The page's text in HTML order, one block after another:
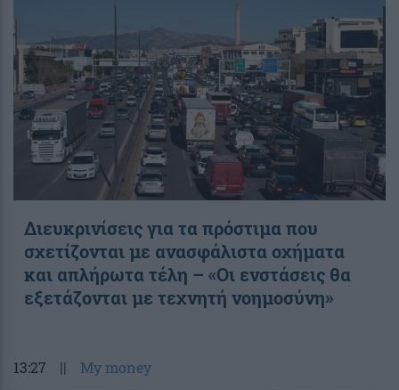
Διευκρινίσεις για τα πρόστιμα που
σχετίζονται με ανασφάλιστα οχήματα
και απλήρωτα τέλη – «Οι ενστάσεις θα
εξετάζονται με τεχνητή νοημοσύνη»
13:27 || My money